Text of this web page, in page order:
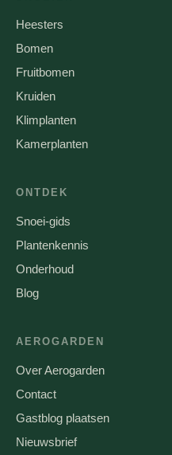
Heesters
Bomen
Fruitbomen
Kruiden
Klimplanten
Kamerplanten
ONTDEK
Snoei-gids
Plantenkennis
Onderhoud
Blog
AEROGARDEN
Over Aerogarden
Contact
Gastblog plaatsen
Nieuwsbrief